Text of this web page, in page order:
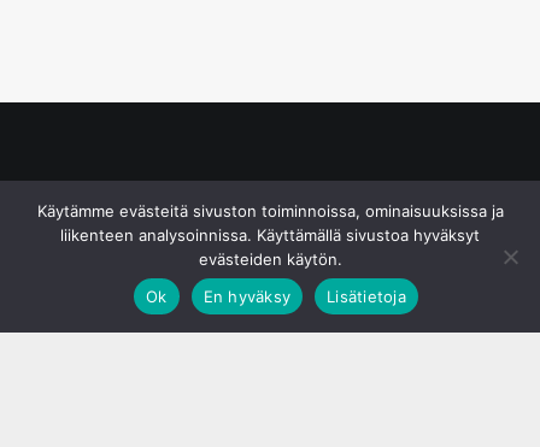
Käytämme evästeitä sivuston toiminnoissa, ominaisuuksissa ja
liikenteen analysoinnissa. Käyttämällä sivustoa hyväksyt
evästeiden käytön.
Ok
En hyväksy Lisätietoja